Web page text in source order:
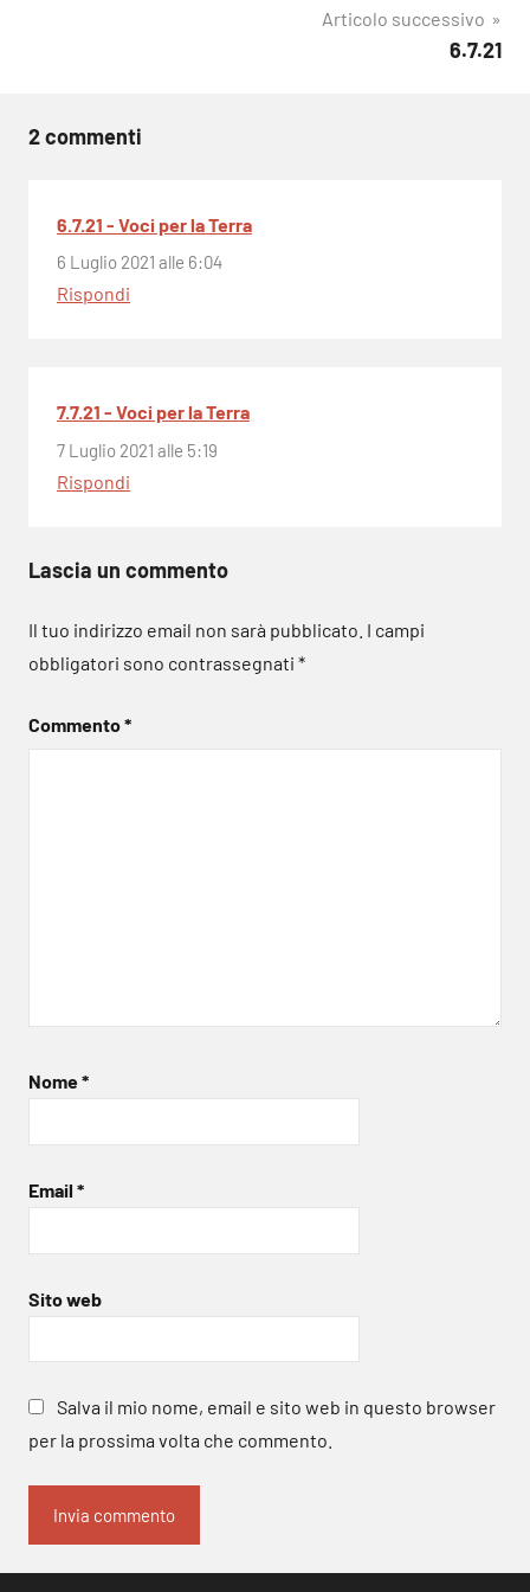
Articolo successivo
6.7.21
2 commenti
6.7.21 - Voci per la Terra
6 Luglio 2021 alle 6:04
Rispondi
7.7.21 - Voci per la Terra
7 Luglio 2021 alle 5:19
Rispondi
Lascia un commento
Il tuo indirizzo email non sarà pubblicato. I campi
obbligatori sono contrassegnati *
Commento*
Nome*
Email *
Sito web
Salva il mio nome, email e sito web in questo browser
per la prossima volta che commento.